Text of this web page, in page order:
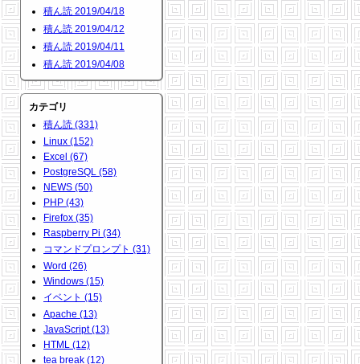
積ん読 2019/04/18
積ん読 2019/04/12
積ん読 2019/04/11
積ん読 2019/04/08
カテゴリ
積ん読 (331)
Linux (152)
Excel (67)
PostgreSQL (58)
NEWS (50)
PHP (43)
Firefox (35)
Raspberry Pi (34)
コマンドプロンプト (31)
Word (26)
Windows (15)
イベント (15)
Apache (13)
JavaScript (13)
HTML (12)
tea break (12)